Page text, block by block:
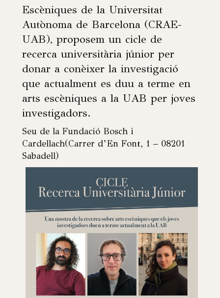
Escèniques de la Universitat
Autònoma de Barcelona (CRAE-
UAB), proposem un cicle de
recerca universitària júnior per
donar a conèixer la investigació
que actualment es duu a terme en
arts escèniques a la UAB per joves
investigadors.
Seu de la Fundació Bosch i
Cardellach(Carrer d’En Font, 1 – 08201
Sabadell)